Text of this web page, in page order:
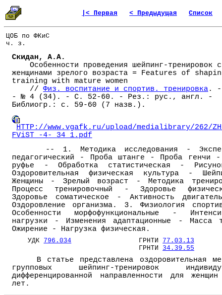
|< Первая < Предыдущая Список
ЦОБ по ФКиС
ч. з.
Скидан, А.А.
Особенности проведения шейпинг-тренировок с
женщинами зрелого возраста = Features of
training with mature women
// Физ. воспитание и спортив. тренировка. -
- № 4 (34). - С. 52-60. - Рез.: рус., англ. -
Библиогр.: с. 59-60 (7 назв.).
HTTP://www.vgafk.ru/upload/medialibrary/262/
FViST_-4-_34_1.pdf
-- 1. Методика исследования -
педагогический - Проба штанге - Проба генчи -
руфье - Обработка статистическая -
Оздоровительная физическая культура -
Женщины - Зрелый возраст - Методика
Процесс тренировочный - Здоровье
Здоровье соматическое - Активность
Оздоровление организма. 3. Физиология
Особенности морфофункциональные -
нагрузки - Изменения адаптационные - Масса
Ожирение - Нагрузка физическая.
УДК 796.034 ГРНТИ 77.03.13
ГРНТИ 34.39.55
В статье представлена оздоровительная
групповых шейпинг-тренировок
дифференцированной направленности для
лет.